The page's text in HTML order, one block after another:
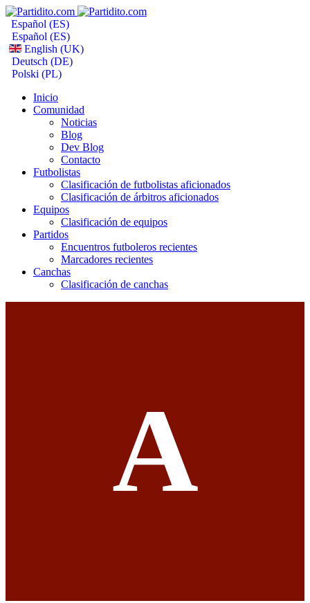
Español (ES)
Español (ES)
English (UK)
Deutsch (DE)
Polski (PL)
Inicio
Comunidad
Noticias
Blog
Dev Blog
Contacto
Futbolistas
Clasificación de futbolistas aficionados
Clasificación de árbitros aficionados
Equipos
Clasificación de equipos
Partidos
Encuentros futboleros recientes
Marcadores recientes
Canchas
Clasificación de canchas
A